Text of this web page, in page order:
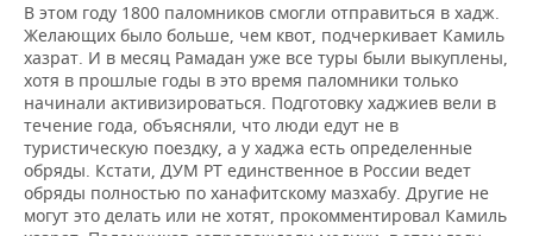
В этом году 1800 паломников смогли отправиться в хадж.
Желающих было больше, чем квот, подчеркивает Камиль
хазрат. И в месяц Рамадан уже все туры были выкуплены,
хотя в прошлые годы в это время паломники только
начинали активизироваться. Подготовку хаджиев вели в
течение года, объясняли, что люди едут не в
туристическую поездку, а у хаджа есть определенные
обряды. Кстати, ДУМ РТ единственное в России ведет
обряды полностью по ханафитскому мазхабу. Другие не
могут это делать или не хотят, прокомментировал Камиль